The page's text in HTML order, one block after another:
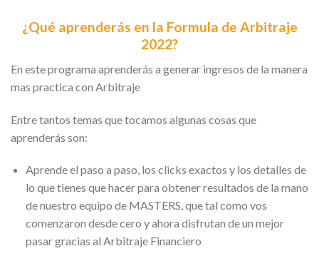
¿Qué aprenderás en la Formula de Arbitraje
2022?
En este programa aprenderás a generar ingresos de la manera
mas practica con Arbitraje
Entre tantos temas que tocamos algunas cosas que
aprenderás son:
Aprende el paso a paso, los clicks exactos y los detalles de
lo que tienes que hacer para obtener resultados de la mano
de nuestro equipo de MASTERS, que tal como vos
comenzaron desde cero y ahora disfrutan de un mejor
pasar gracias al Arbitraje Financiero